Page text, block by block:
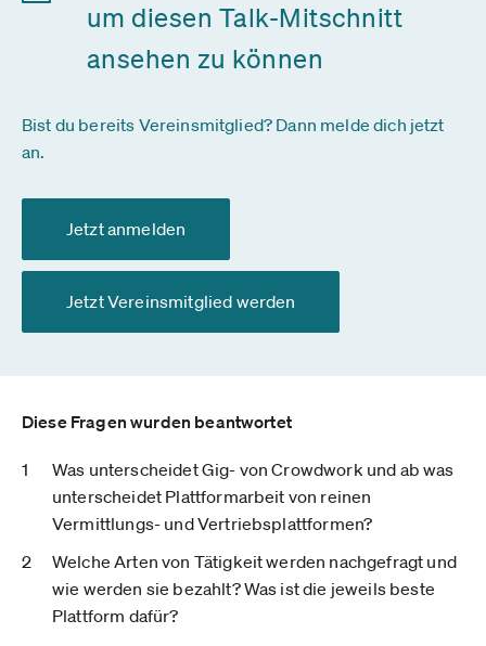
um diesen Talk-Mitschnitt
ansehen zu können
Bist du bereits Vereinsmitglied? Dann melde dich jetzt
an.
Jetzt anmelden
Jetzt Vereinsmitglied werden
Diese Fragen wurden beantwortet
Was unterscheidet Gig- von Crowdwork und ab was
unterscheidet Plattformarbeit von reinen
Vermittlungs- und Vertriebsplattformen?
Welche Arten von Tätigkeit werden nachgefragt und
wie werden sie bezahlt? Was ist die jeweils beste
Plattform dafür?